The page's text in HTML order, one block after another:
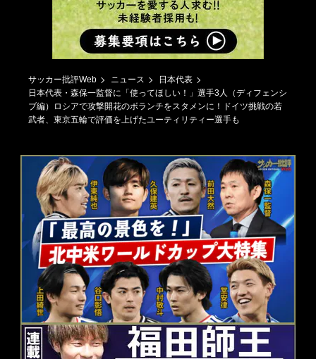
サッカー批評Web ニュース
日本代表
日本代表・森保一監督に「使ってほしい！」選手3人（ディフェンシ
ブ編）ロシアで攻撃開花のボランチをスタメンに！ドイツ挑戦の若
武者、東京五輪で評価を上げたユーティリティー選手も